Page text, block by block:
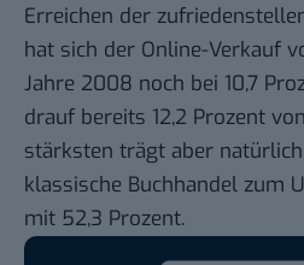
Erreichen der
hat sich der Online-Verkauf
Jahre 2008 noch bei 10,7
drauf bereits 12,2 Prozent
stärksten trägt aber
klassische Buchhandel zum
mit 52,3 Prozent.